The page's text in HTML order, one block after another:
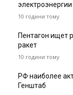
электроэнергии
10 години тому
Пентагон ищет
ракет
10 години тому
РФ наиболее
Генштаб